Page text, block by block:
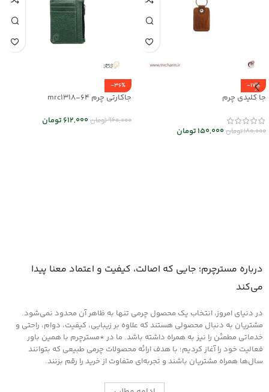
-17%
جا کلیدی چرم
180,000تومان150,000تومان
-36%
جاکارتی چرم mrc1318-64
960,000تومان612,000 تومان
درباره مسترچرم؛ جایی که اصالت، کیفیت و اعتماد معنا پیدا
می‌کند
در دنیای امروز، انتخاب یک محصول چرمی تنها به ظاهر آن محدود نمی‌شود.
مشتریان به دنبال محصولی هستند که علاوه بر زیبایی، کیفیت، دوام، راحتی و
خدماتی مطمئن را نیز به همراه داشته باشد. ما در *مسترچرم با همین باور
فعالیت خود را آغاز کردیم؛ با هدف ارائه محصولات چرمی طبیعی که بتوانند
سال‌ها همراه مشتریان باشند و تجربه‌ای متفاوت از خرید را رقم بزنند.